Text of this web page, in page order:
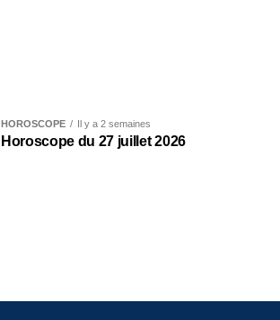
HOROSCOPE Il y a 2 semaines
Horoscope du 27 juillet 2026